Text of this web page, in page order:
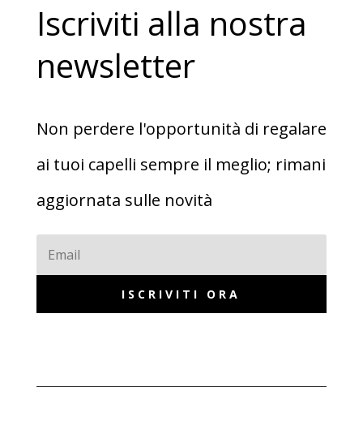
Iscriviti alla nostra
newsletter
Non perdere l'opportunità di regalare
ai tuoi capelli sempre il meglio; rimani
aggiornata sulle novità
ISCRIVITI ORA